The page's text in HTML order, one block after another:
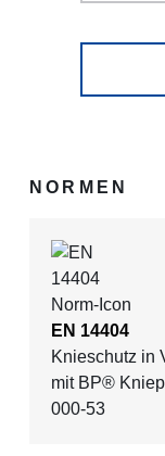
NORMEN
EN 14404
Knieschutz in
mit BP®
000-53